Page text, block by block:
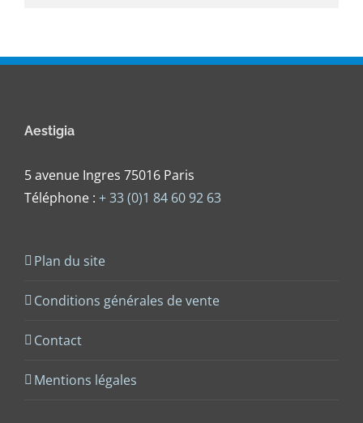
Aestigia
5 avenue Ingres 75016 Paris
Téléphone : + 33 (0)1 84 60 92 63
Plan du site
Conditions générales de vente
Contact
Mentions légales